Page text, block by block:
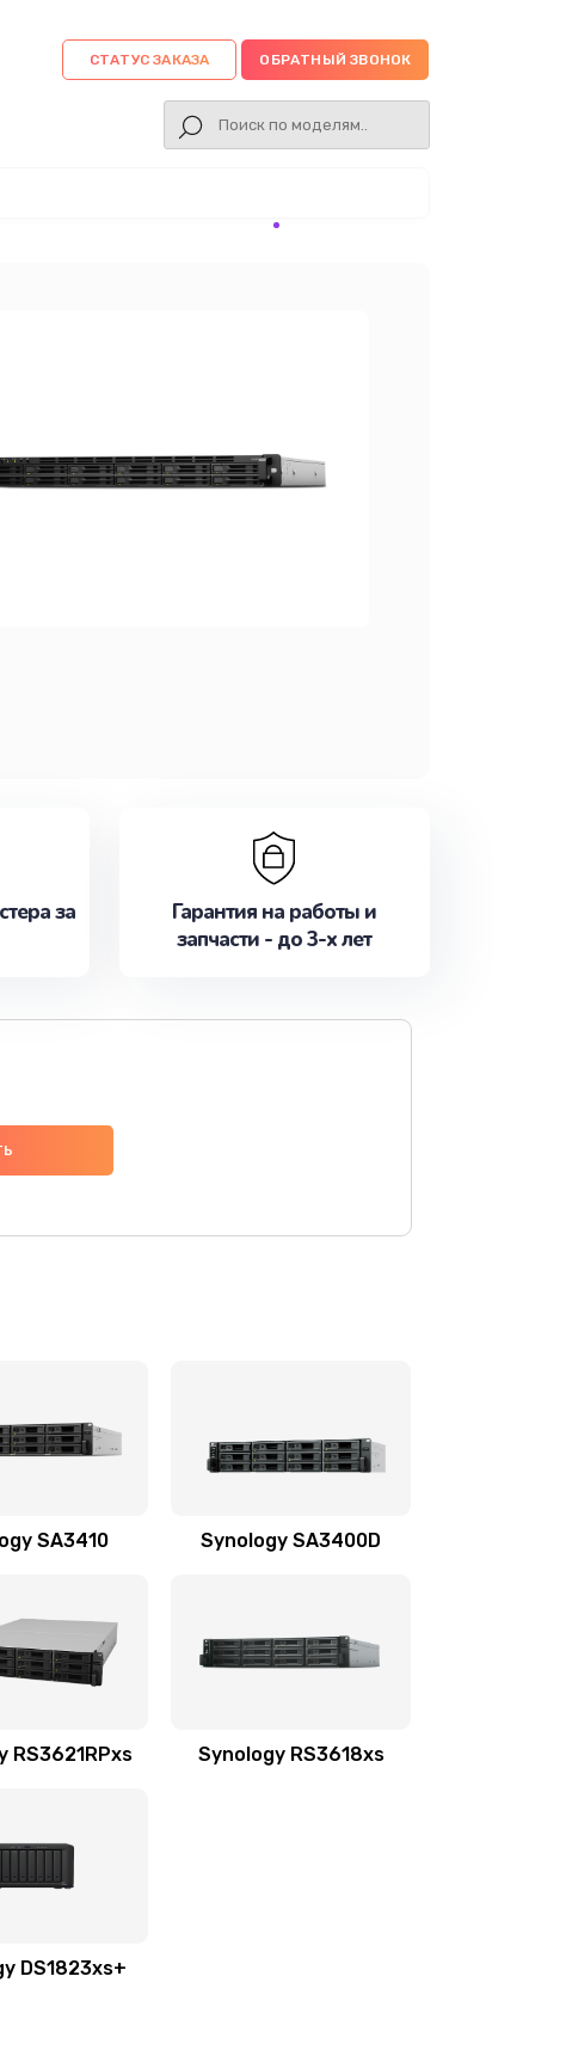
СТАТУС ЗАКАЗА ОБРАТНЫЙ ЗВОНОК
за
Гарантия на работы и
запчасти - до 3-х лет
SA3410 Synology SA3400D
RS3621RPxs Synology RS3618xs
DS1823xs+